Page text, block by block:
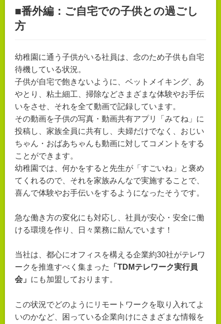
■番外編：ご自宅での子供との過ごし
方
幼稚園に通う子供がいる社員は、念のため子供も自宅
待機している状況。
子供が自宅で飽きないように、ベットメイキング、あ
やとり、粘土細工、掃除などさまざまな体験やお手伝
いをさせ、それを全て動画で記録しています。
その動画を子供の写真・動画共有アプリ「みてね」に
投稿し、家族全員に共有し、夫婦だけでなく、おじい
ちゃん・おばあちゃんも動画に対してコメントをする
ことができます。
幼稚園では、何かをすると先生が「すごいね」と褒め
てくれるので、それを家族みんなで実施することで、
喜んで体験やお手伝いをするようになったそうです。
急な働き方の変化にも対応し、社員が安心・安全に働
ける環境を作り、日々業務に励んでいます！
当社は、都心にオフィスを構える企業約30社がテレワ
ークを推進すべく集まった
「TDMテレワーク実行員
会」 にも加盟しております。
この状況でどのようにリモートワークを取り入れてよ
いのかなど、困っている企業向けにさまざまな情報を